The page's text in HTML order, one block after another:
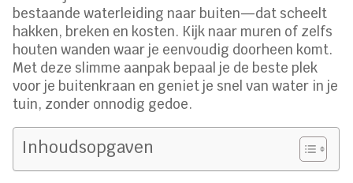
bestaande waterleiding naar buiten—dat scheelt
hakken, breken en kosten. Kijk naar muren of zelfs
houten wanden waar je eenvoudig doorheen komt.
Met deze slimme aanpak bepaal je de beste plek
voor je buitenkraan en geniet je snel van water in je
tuin, zonder onnodig gedoe.
Inhoudsopgaven